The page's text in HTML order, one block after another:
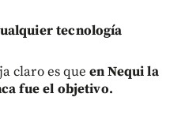
tecnología
claro es que en Nequi la
fue el objetivo.